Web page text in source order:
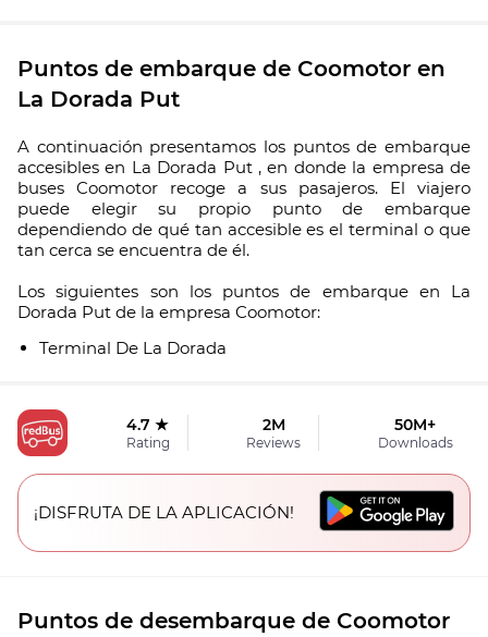
Puntos de embarque de Coomotor en
La Dorada Put
A continuación presentamos los puntos de embarque
accesibles en La Dorada Put , en donde la empresa de
buses Coomotor recoge a sus pasajeros. El viajero
puede elegir su propio punto de embarque
dependiendo de qué tan accesible es el terminal o que
tan cerca se encuentra de él.
Los siguientes son los puntos de embarque en La
Dorada Put de la empresa Coomotor:
Terminal De La Dorada
4.7 ★
Rating
2M
Reviews
50M+
Downloads
¡DISFRUTA DE LA APLICACIÓN!
Puntos de desembarque de Coomotor